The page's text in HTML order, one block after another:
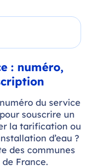
: numéro,
du service
souscrire un
la tarification ou
d’eau ?
des communes
France.